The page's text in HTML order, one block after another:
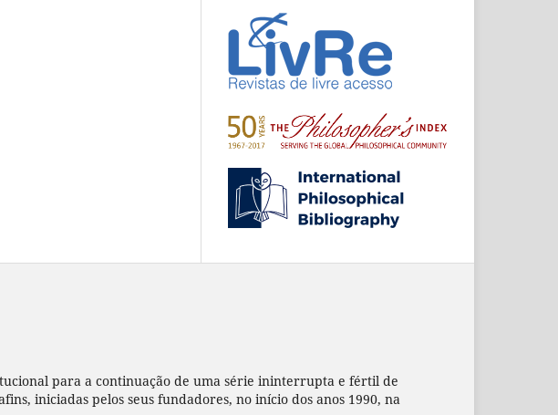
para a continuação de uma série ininterrupta e fértil de
iniciadas pelos seus fundadores, no início dos anos 1990, na